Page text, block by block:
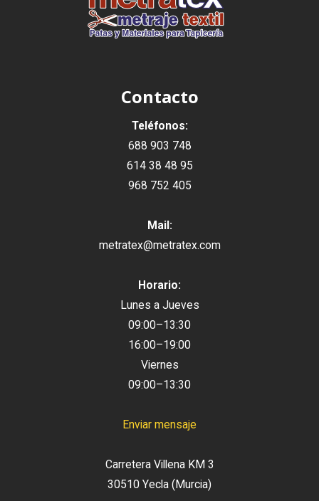
Contacto
Teléfonos:
688 903 748
614 38 48 95
968 752 405
Mail:
metratex@metratex.com
Horario:
Lunes a Jueves
09:00–13:30
16:00–19:00
Viernes
09:00–13:30
Enviar mensaje
Carretera Villena KM 3
30510 Yecla (Murcia)